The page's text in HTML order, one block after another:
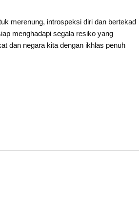
merenung, introspeksi diri dan bertekad
menghadapi segala resiko yang
dan negara kita dengan ikhlas penuh